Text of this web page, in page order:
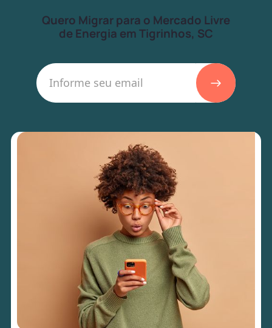
Quero Migrar para o Mercado Livre
de Energia em Tigrinhos, SC